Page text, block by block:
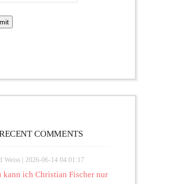
COMMENTS
Weiss | 2026-06-14 04:01:17
kann ich Christian Fischer nur